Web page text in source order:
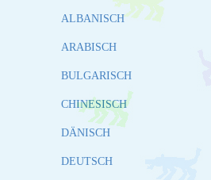
ALBANISCH
ARABISCH
BULGARISCH
CHINESISCH
DÄNISCH
DEUTSCH